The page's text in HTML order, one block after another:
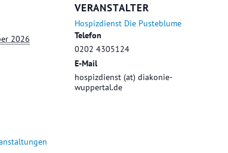
2026
VERANSTALTER
Hospizdienst Die Pusteblume
Telefon
0202 4305124
E-Mail
hospizdienst (at) diakonie-
wuppertal.de